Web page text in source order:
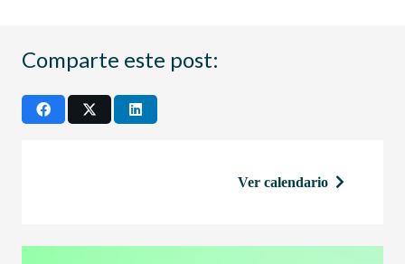
Comparte este post:
Ver calendario